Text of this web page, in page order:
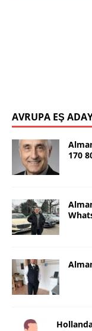
AVRUPA EŞ
170